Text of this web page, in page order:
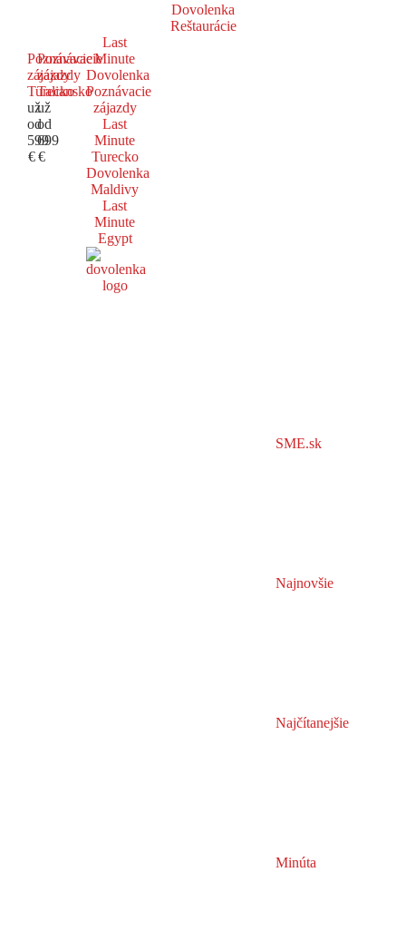
Dovolenka
Reštaurácie
Poznávacie
zájazdy
Turecko
už
od
599
€
Poznávacie
zájazdy
Taliansko
už
od
699
€
Last
Minute
Dovolenka
Poznávacie
zájazdy
Last
Minute
Turecko
Dovolenka
Maldivy
Last
Minute
Egypt
SME.sk
Najnovšie
Najčítanejšie
Minúta